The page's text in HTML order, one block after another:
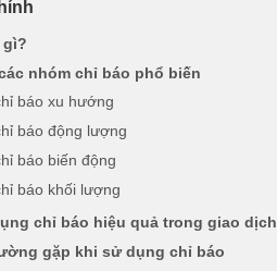
gì?
nhóm chỉ báo phổ biến
báo xu hướng
báo động lượng
báo biến động
báo khối lượng
chỉ báo hiệu quả trong giao dịch
gặp khi sử dụng chỉ báo